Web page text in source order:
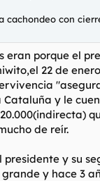
cachondeo con
eran porque el
22 de
y le
de reír.
presidente y su
y hace 3